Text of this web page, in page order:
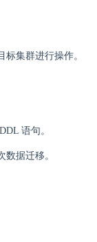
集群进行操作。
语句。
数据迁移。